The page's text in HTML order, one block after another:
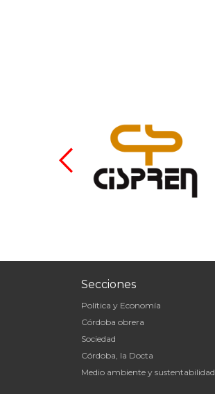
Secciones
Política y Economía
Córdoba obrera
Sociedad
Córdoba, la Docta
Medio ambiente y sustentabilidad